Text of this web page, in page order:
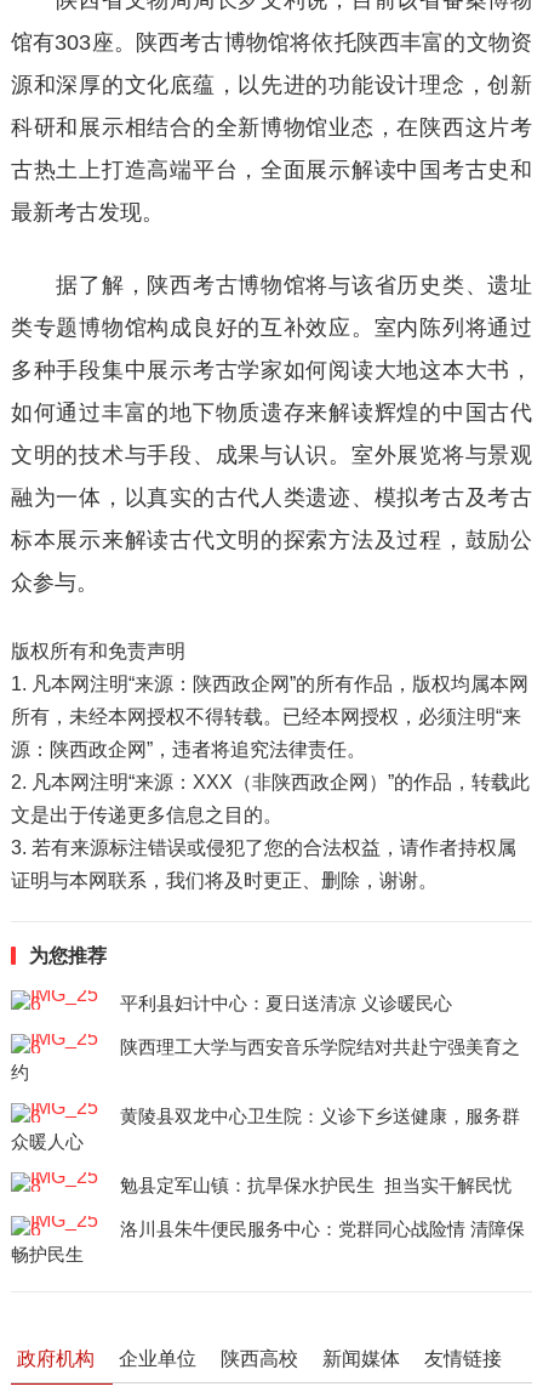
馆有303座。陕西考古博物馆将依托陕西丰富的文物资
源和深厚的文化底蕴，以先进的功能设计理念，创新
科研和展示相结合的全新博物馆业态，在陕西这片考
古热土上打造高端平台，全面展示解读中国考古史和
最新考古发现。
据了解，陕西考古博物馆将与该省历史类、遗址
类专题博物馆构成良好的互补效应。室内陈列将通过
多种手段集中展示考古学家如何阅读大地这本大书，
如何通过丰富的地下物质遗存来解读辉煌的中国古代
文明的技术与手段、成果与认识。室外展览将与景观
融为一体，以真实的古代人类遗迹、模拟考古及考古
标本展示来解读古代文明的探索方法及过程，鼓励公
众参与。
版权所有和免责声明
1. 凡本网注明“来源：陕西政企网”的所有作品，版权均属本网
所有，未经本网授权不得转载。已经本网授权，必须注明“来
源：陕西政企网”，违者将追究法律责任。
2. 凡本网注明“来源：XXX（非陕西政企网）”的作品，转载此
文是出于传递更多信息之目的。
3. 若有来源标注错误或侵犯了您的合法权益，请作者持权属
证明与本网联系，我们将及时更正、删除，谢谢。
为您推荐
平利县妇计中心：夏日送清凉 义诊暖民心
陕西理工大学与西安音乐学院结对共赴宁强美育之
约
黄陵县双龙中心卫生院：义诊下乡送健康，服务群
众暖人心
勉县定军山镇：抗旱保水护民生 担当实干解民忧
洛川县朱牛便民服务中心：党群同心战险情 清障保
畅护民生
政府机构 企业单位 陕西高校 新闻媒体 友情链接